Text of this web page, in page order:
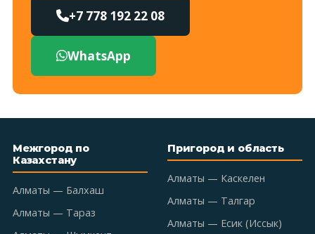
+7 778 192 22 08
WhatsApp
Межгород по
Казахстану
Алматы — Балхаш
Алматы — Тараз
Пригород и область
Алматы — Каскелен
Алматы — Талгар
Алматы — Есик (Иссык)